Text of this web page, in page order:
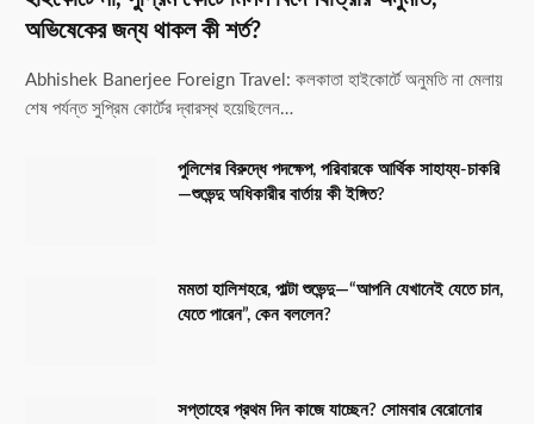
অভিষেকের জন্য থাকল কী শর্ত?
Abhishek Banerjee Foreign Travel: কলকাতা হাইকোর্টে অনুমতি না মেলায়
শেষ পর্যন্ত সুপ্রিম কোর্টের দ্বারস্থ হয়েছিলেন…
পুলিশের বিরুদ্ধে পদক্ষেপ, পরিবারকে আর্থিক সাহায্য-চাকরি
—শুভেন্দু অধিকারীর বার্তায় কী ইঙ্গিত?
মমতা হালিশহরে, পাল্টা শুভেন্দু—“আপনি যেখানেই যেতে চান,
যেতে পারেন”, কেন বললেন?
সপ্তাহের প্রথম দিন কাজে যাচ্ছেন? সোমবার বেরোনোর